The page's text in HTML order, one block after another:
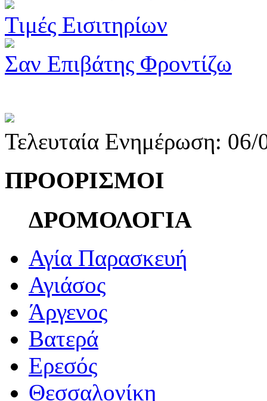
Τιμές Εισιτηρίων
Σαν Επιβάτης Φροντίζω
Τελευταία Ενημέρωση:
ΠΡΟΟΡΙΣΜΟΙ
ΔΡΟΜΟΛΟΓΙΑ
Αγία Παρασκευή
Αγιάσος
Άργενος
Βατερά
Ερεσός
Θεσσαλονίκη